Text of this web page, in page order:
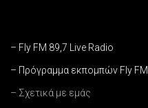
– Fly FM 89,7 Live Radio
– Πρόγραμμα εκπομπών Fly FM
– Σχετικά με εμάς